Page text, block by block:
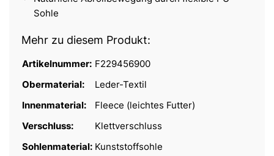
Sohle
Mehr zu diesem Produkt:
Artikelnummer: F229456900
Obermaterial:
Leder-Textil
Innenmaterial:
Fleece (leichtes Futter)
Verschluss:
Klettverschluss
Sohlenmaterial: Kunststoffsohle